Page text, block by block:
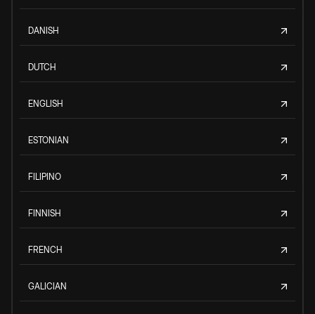
DANISH
DUTCH
ENGLISH
ESTONIAN
FILIPINO
FINNISH
FRENCH
GALICIAN